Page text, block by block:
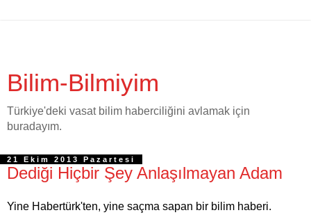
Bilim-Bilmiyim
Türkiye'deki vasat bilim haberciliğini avlamak için
buradayım.
21 Ekim 2013 Pazartesi
Dediği Hiçbir Şey Anlaşılmayan Adam
Yine Habertürk'ten, yine saçma sapan bir bilim haberi.